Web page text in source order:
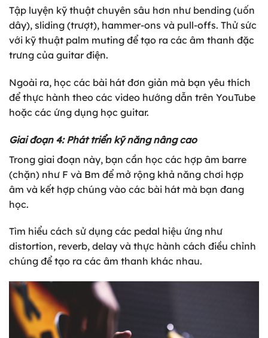
Tập luyện kỹ thuật chuyên sâu hơn như bending (uốn
dây), sliding (trượt), hammer-ons và pull-offs. Thử sức
với kỹ thuật palm muting để tạo ra các âm thanh đặc
trưng của guitar điện.
Ngoài ra, học các bài hát đơn giản mà bạn yêu thích
để thực hành theo các video hướng dẫn trên YouTube
hoặc các ứng dụng học guitar.
Giai đoạn 4: Phát triển kỹ năng nâng cao
Trong giai đoạn này, bạn cần học các hợp âm barre
(chặn) như F và Bm để mở rộng khả năng chơi hợp
âm và kết hợp chúng vào các bài hát mà bạn đang
học.
Tìm hiểu cách sử dụng các pedal hiệu ứng như
distortion, reverb, delay và thực hành cách điều chỉnh
chúng để tạo ra các âm thanh khác nhau.